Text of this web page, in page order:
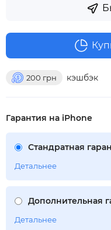
200 грн кэшбэк
Гарантия на iPhone
Стандратная
Детальнее
Дополнительная
Детальнее